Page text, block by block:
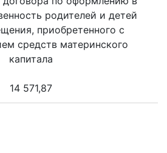
родителей и детей
приобретенного с
средств материнского
капитала
14 571,87